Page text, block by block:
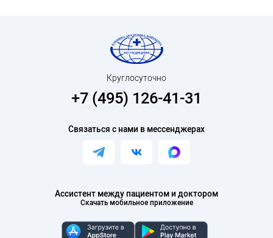
Ассистент между пациентом и доктором
Скачать мобильное приложение
Круглосуточно
+7 (495) 126-41-31
Связаться с нами в мессенджерах